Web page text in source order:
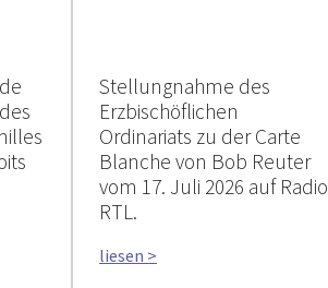
Stellungnahme des
Erzbischöflichen
Ordinariats zu der Carte
Blanche von Bob Reuter
vom 17. Juli 2026 auf Radio
RTL.
liesen >